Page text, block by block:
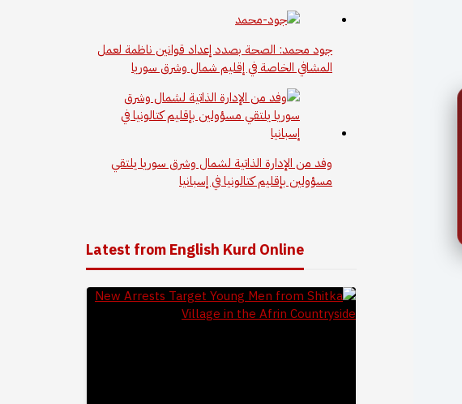
جود محمد: الصحة بصدد إعداد قوانين ناظمة لعمل
المشافي الخاصة في إقليم شمال وشرق سوريا
وفد من الإدارة الذاتية لشمال وشرق سوريا يلتقي
مسؤولين بإقليم كتالونيا في إسبانيا
Latest from English Kurd Online